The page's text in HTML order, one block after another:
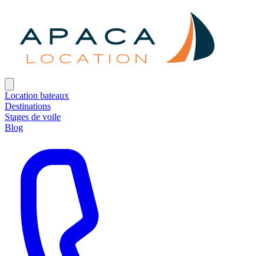
Location bateaux
Destinations
Stages de voile
Blog